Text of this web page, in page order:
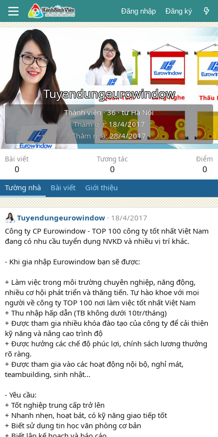
Đăng nhập Đăng ký
Tuyendungeurowindow
Thành viên ·36·từHà Nội
Tham gia 18/4/2017
Thăm nhà 28/4/2017
Bài viết
0
Tương tác
0
Điểm
0
Tường nhà Bài viết Giới thiệu
Tuyendungeurowindow
18/4/2017
Công ty CP Eurowindow - TOP 100 công ty tốt nhất Việt Nam
đang có nhu cầu tuyển dụng NVKD và nhiều vị trí khác.
- Khi gia nhập Eurowindow bạn sẽ được:
+ Làm việc trong môi trường chuyên nghiệp, năng động,
nhiều cơ hội phát triển và thăng tiến. Tự hào khoe với mọi
người về công ty TOP 100 nơi làm việc tốt nhất Việt Nam
+ Thu nhập hấp dẫn (TB không dưới 10tr/tháng)
+ Được tham gia nhiều khóa đào tạo của công ty để cải thiện
kỹ năng và nâng cao trình độ
+ Được hưởng các chế độ phúc lợi, chính sách lương thưởng
rõ ràng.
+ Được tham gia vào các hoạt động nội bộ, nghỉ mát,
teambuilding, sinh nhật...
- Yêu cầu:
+ Tốt nghiệp trung cấp trở lên
+ Nhanh nhẹn, hoạt bát, có kỹ năng giao tiếp tốt
+ Biết sử dụng tin học văn phòng cơ bản